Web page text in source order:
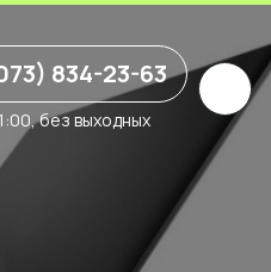
834-23-63
без выходных